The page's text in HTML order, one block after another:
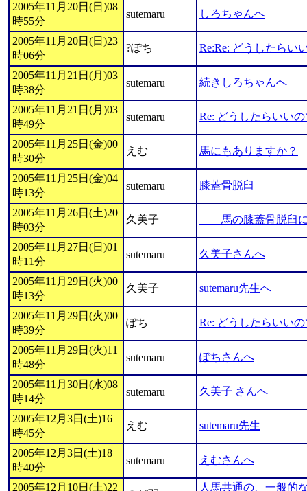
2005年11月20日(日)08
時55分
sutemaru しろちゃんへ
2005年11月20日(日)23
時06分
?ぽち Re:Re: どうしたらい
2005年11月21日(月)03
時38分
sutemaru 続きしろちゃんへ
2005年11月21日(月)03
時49分
sutemaru Re: どうしたらいい
2005年11月25日(金)00
時30分
えむ 馬にもありますか？
2005年11月25日(金)04
時13分
sutemaru 膝蓋骨脱臼
2005年11月26日(土)20
時03分
久美子 馬の膝蓋骨脱臼
2005年11月27日(日)01
時11分
sutemaru 久美子さんへ
2005年11月29日(火)00
時13分
久美子 sutemaru先生へ
2005年11月29日(火)00
時39分
ぽち Re: どうしたらいい
2005年11月29日(火)11
時48分
sutemaru ぽちさんへ
2005年11月30日(水)08
時14分
sutemaru 久美子 さんへ
2005年12月3日(土)16
時45分
えむ sutemaru先生
2005年12月3日(土)18
時40分
sutemaru えむさんへ
2005年12月10日(土)22 人馬共通の、一般的